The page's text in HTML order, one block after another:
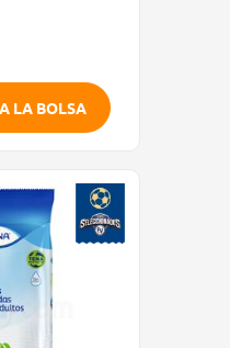
LA BOLSA